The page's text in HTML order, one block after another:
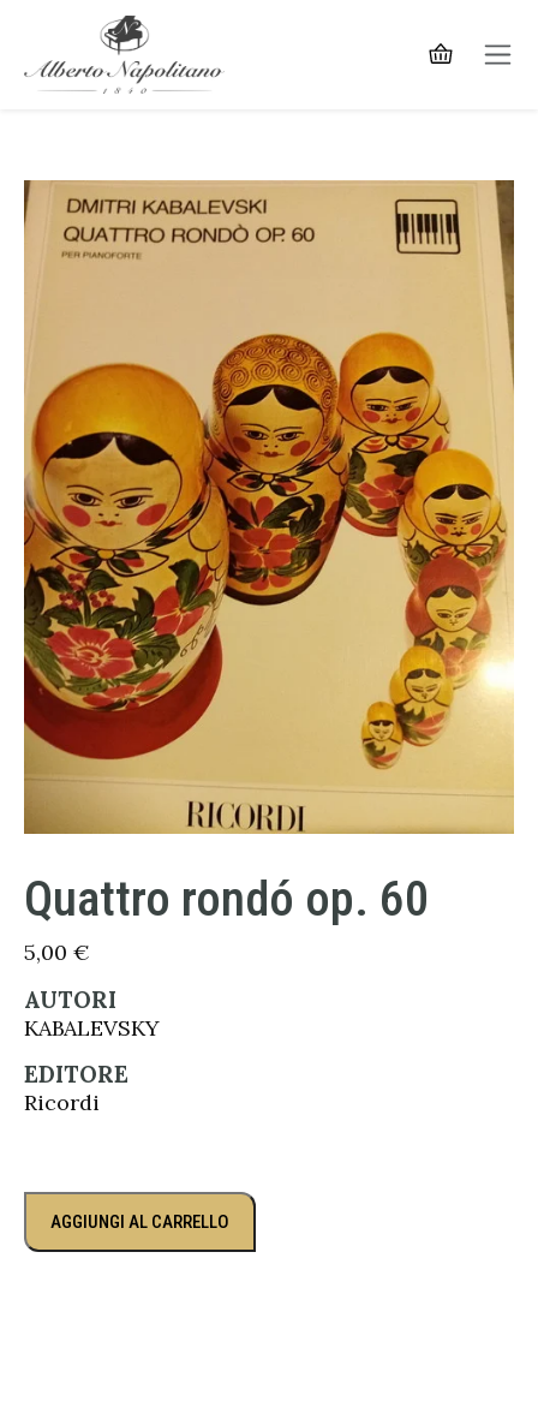
Quattro rondó op. 60
5,00 €
AUTORI
KABALEVSKY
EDITORE
Ricordi
AGGIUNGI AL CARRELLO